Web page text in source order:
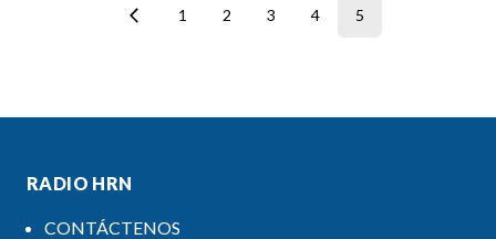
1 2 3 4 5
RADIO HRN
CONTÁCTENOS